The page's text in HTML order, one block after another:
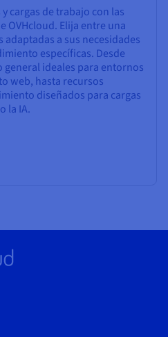
cargas de trabajo con las
OVHcloud. Elija entre una
a sus necesidades
específicas. Desde
general ideales para entornos
web, hasta recursos
diseñados para cargas
la IA.